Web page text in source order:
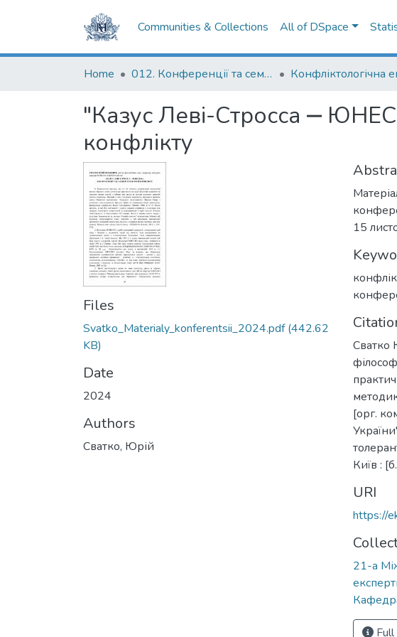
Communities & Collections All of DSpace
Home 012. Конференції та семінари НаУКМА
"Казус Леві-Стросса ‒
конфлікту
Files
Svatko_Materialy_konferentsii_2024.pdf(442.62
KB)
Date
2024
Authors
Сватко, Юрій
15
Сватко
[орг.
Київ :
URI
https://
21-а